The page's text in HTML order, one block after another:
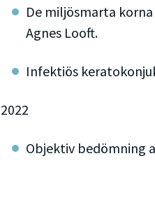
De miljösmarta
Agnes Looft.
Infektiös
2022
Objektiv bedömning